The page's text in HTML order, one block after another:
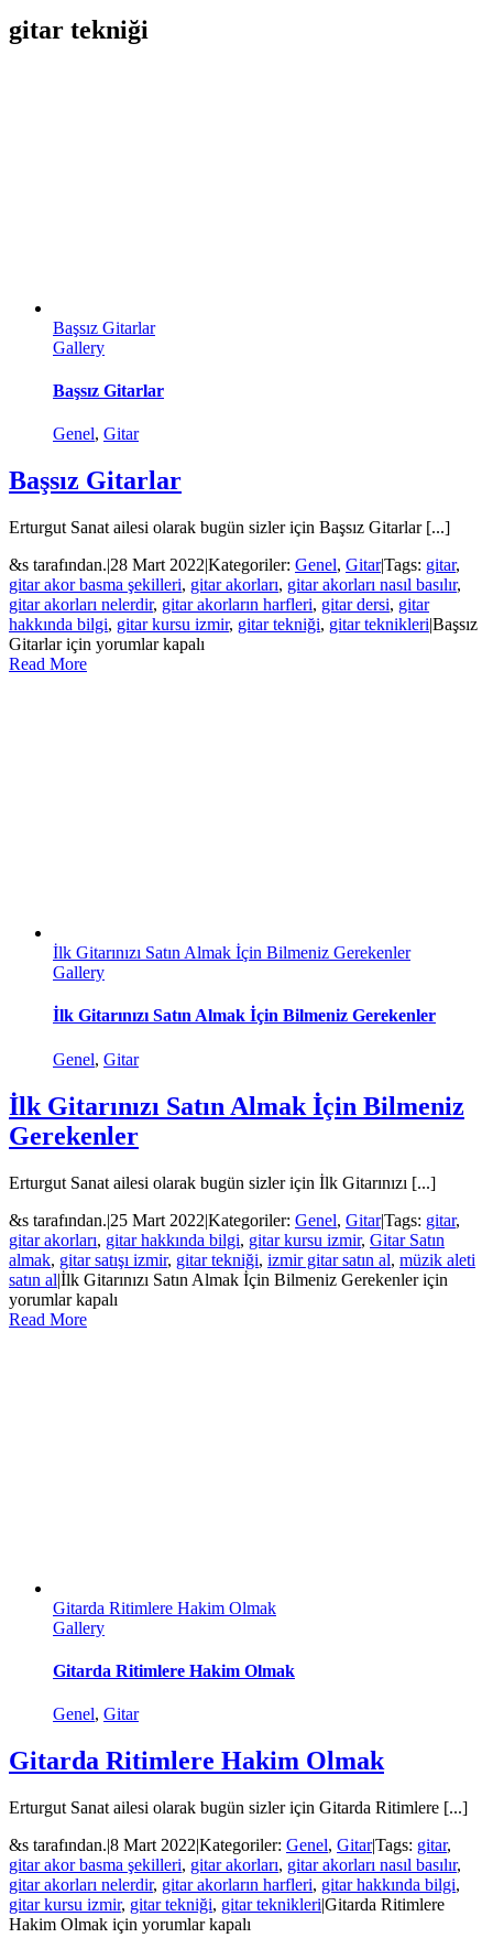
gitar tekniği
Başsız Gitarlar
Gallery
Başsız Gitarlar
Genel, Gitar
Başsız Gitarlar
Erturgut Sanat ailesi olarak bugün sizler için Başsız Gitarlar [...]
&s tarafından.|28 Mart 2022|Kategoriler: Genel, Gitar|Tags: gitar,
gitar akor basma şekilleri, gitar akorları, gitar akorları nasıl basılır,
gitar akorları nelerdir, gitar akorların harfleri, gitar dersi, gitar
hakkında bilgi, gitar kursu izmir, gitar tekniği, gitar teknikleri|Başsız
Gitarlar için yorumlar kapalı
Read More
İlk Gitarınızı Satın Almak İçin Bilmeniz Gerekenler
Gallery
İlk Gitarınızı Satın Almak İçin Bilmeniz Gerekenler
Genel, Gitar
İlk Gitarınızı Satın Almak İçin Bilmeniz
Gerekenler
Erturgut Sanat ailesi olarak bugün sizler için İlk Gitarınızı [...]
&s tarafından.|25 Mart 2022|Kategoriler: Genel, Gitar|Tags: gitar,
gitar akorları, gitar hakkında bilgi, gitar kursu izmir, Gitar Satın
almak, gitar satışı izmir, gitar tekniği, izmir gitar satın al, müzik aleti
satın al|İlk Gitarınızı Satın Almak İçin Bilmeniz Gerekenler için
yorumlar kapalı
Read More
Gitarda Ritimlere Hakim Olmak
Gallery
Gitarda Ritimlere Hakim Olmak
Genel, Gitar
Gitarda Ritimlere Hakim Olmak
Erturgut Sanat ailesi olarak bugün sizler için Gitarda Ritimlere [...]
&s tarafından.|8 Mart 2022|Kategoriler: Genel, Gitar|Tags: gitar,
gitar akor basma şekilleri, gitar akorları, gitar akorları nasıl basılır,
gitar akorları nelerdir, gitar akorların harfleri, gitar hakkında bilgi,
gitar kursu izmir, gitar tekniği, gitar teknikleri|Gitarda Ritimlere
Hakim Olmak için yorumlar kapalı